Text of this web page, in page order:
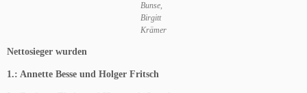
Bunse,
Birgitt
Krämer
Nettosieger wurden
1.: Annette Besse und Holger Fritsch